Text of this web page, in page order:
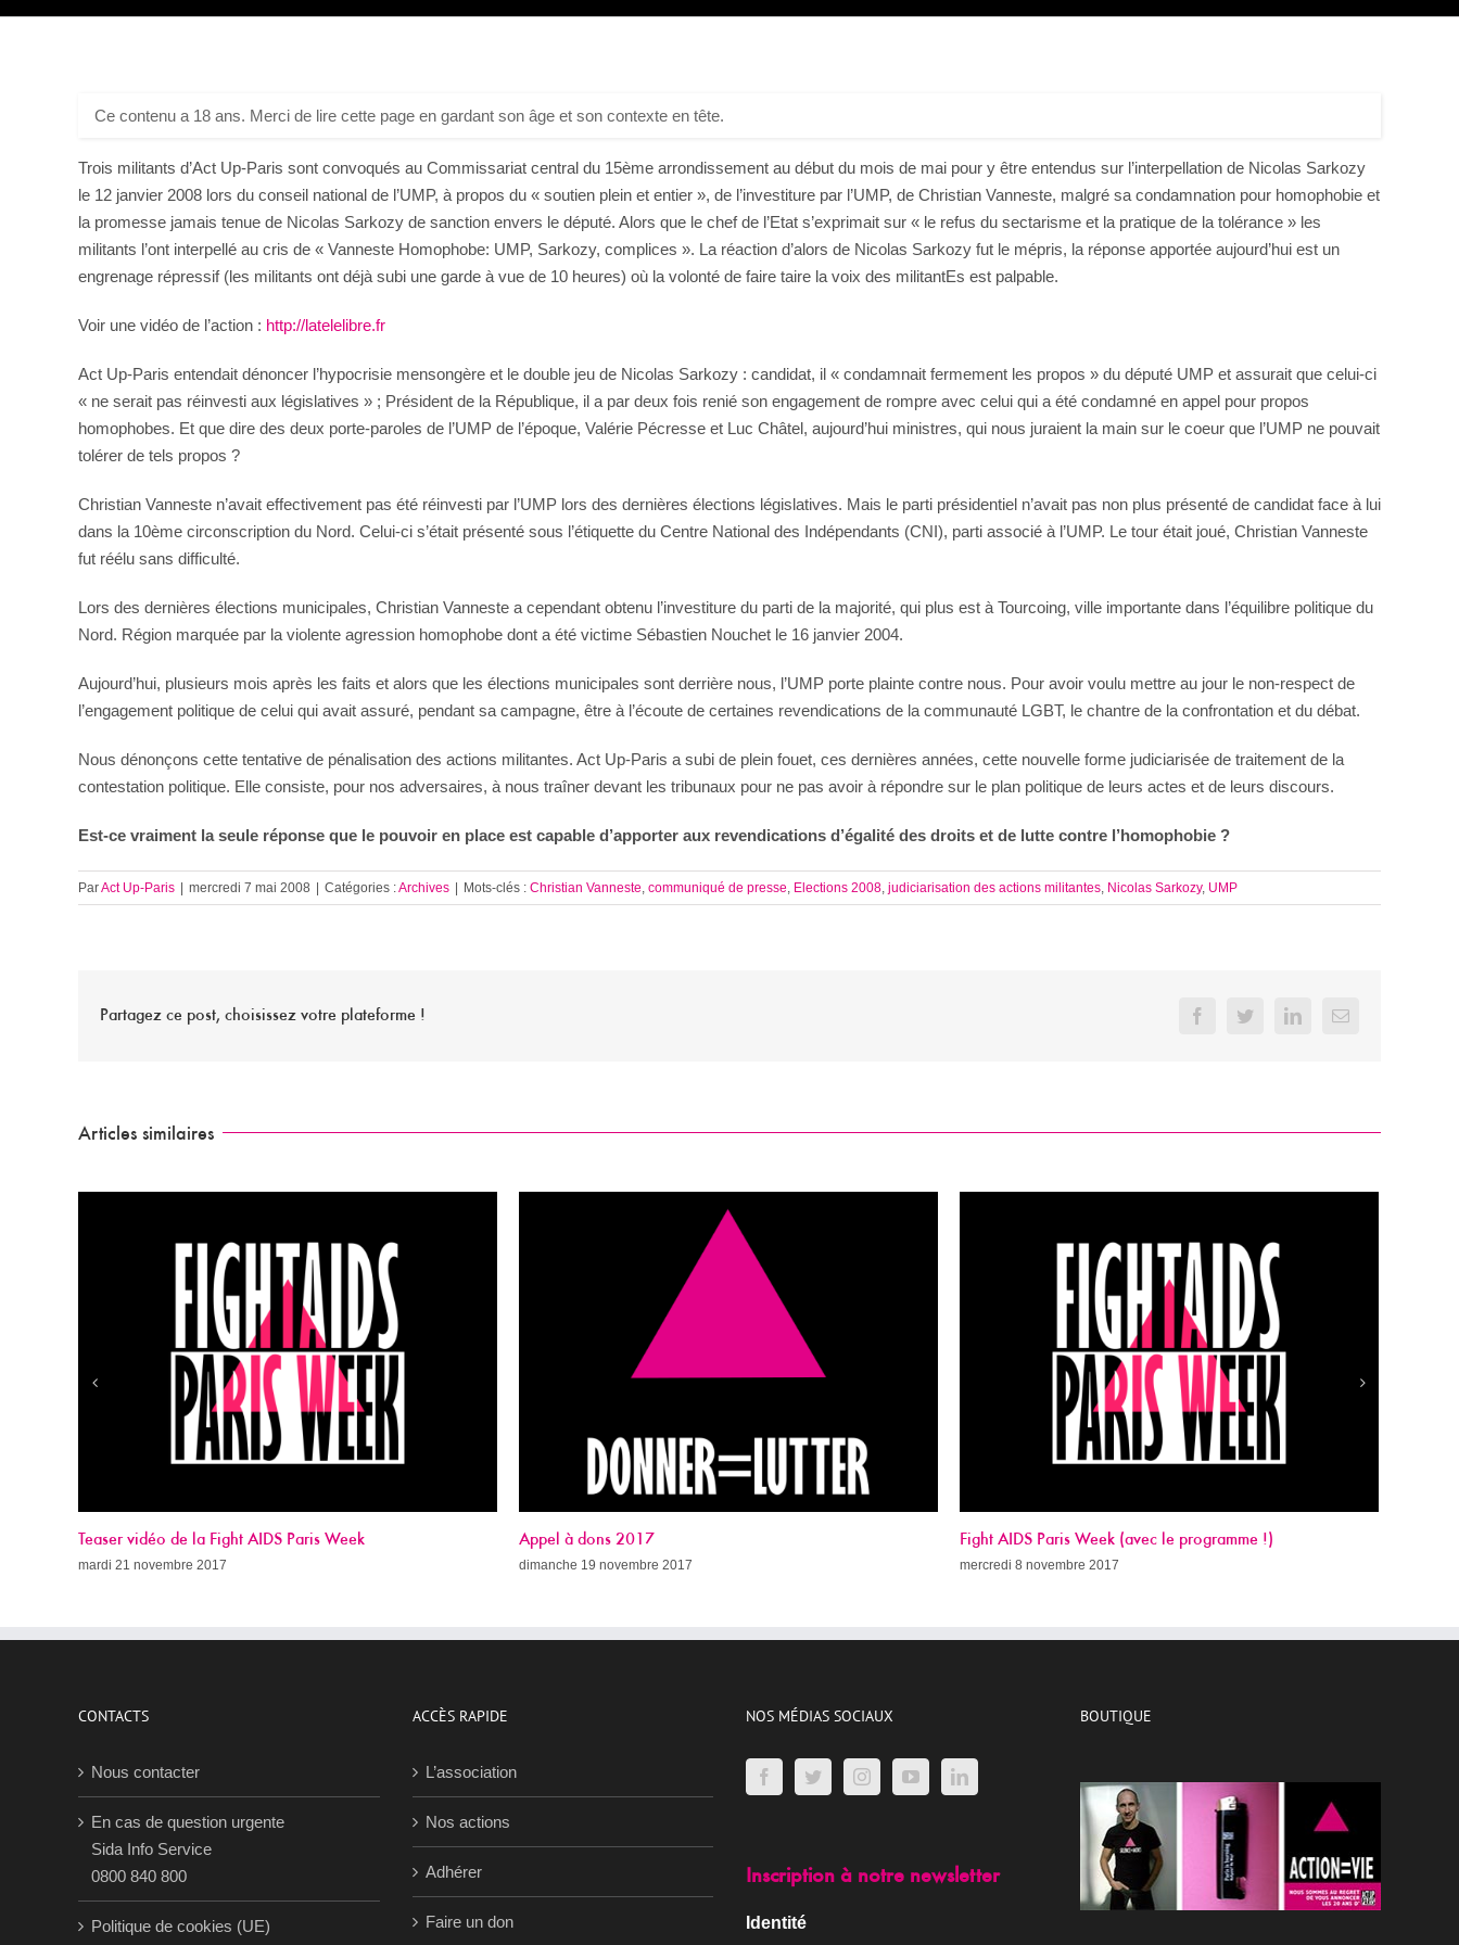
Ce contenu a 18 ans. Merci de lire cette page en gardant son âge et son contexte en tête.
Trois militants d’Act Up-Paris sont convoqués au Commissariat central du 15ème arrondissement au début du mois de mai pour y être entendus sur l’interpellation de Nicolas Sarkozy
le 12 janvier 2008 lors du conseil national de l’UMP, à propos du « soutien plein et entier », de l’investiture par l’UMP, de Christian Vanneste, malgré sa condamnation pour homophobie et
la promesse jamais tenue de Nicolas Sarkozy de sanction envers le député. Alors que le chef de l’Etat s’exprimait sur « le refus du sectarisme et la pratique de la tolérance » les
militants l’ont interpellé au cris de « Vanneste Homophobe: UMP, Sarkozy, complices ». La réaction d’alors de Nicolas Sarkozy fut le mépris, la réponse apportée aujourd’hui est un
engrenage répressif (les militants ont déjà subi une garde à vue de 10 heures) où la volonté de faire taire la voix des militantEs est palpable.
Voir une vidéo de l’action : http://latelelibre.fr
Act Up-Paris entendait dénoncer l’hypocrisie mensongère et le double jeu de Nicolas Sarkozy : candidat, il « condamnait fermement les propos » du député UMP et assurait que celui-ci
« ne serait pas réinvesti aux législatives » ; Président de la République, il a par deux fois renié son engagement de rompre avec celui qui a été condamné en appel pour propos
homophobes. Et que dire des deux porte-paroles de l’UMP de l’époque, Valérie Pécresse et Luc Châtel, aujourd’hui ministres, qui nous juraient la main sur le coeur que l’UMP ne pouvait
tolérer de tels propos ?
Christian Vanneste n’avait effectivement pas été réinvesti par l’UMP lors des dernières élections législatives. Mais le parti présidentiel n’avait pas non plus présenté de candidat face à lui
dans la 10ème circonscription du Nord. Celui-ci s’était présenté sous l’étiquette du Centre National des Indépendants (CNI), parti associé à l’UMP. Le tour était joué, Christian Vanneste
fut réélu sans difficulté.
Lors des dernières élections municipales, Christian Vanneste a cependant obtenu l’investiture du parti de la majorité, qui plus est à Tourcoing, ville importante dans l’équilibre politique du
Nord. Région marquée par la violente agression homophobe dont a été victime Sébastien Nouchet le 16 janvier 2004.
Aujourd’hui, plusieurs mois après les faits et alors que les élections municipales sont derrière nous, l’UMP porte plainte contre nous. Pour avoir voulu mettre au jour le non-respect de
l’engagement politique de celui qui avait assuré, pendant sa campagne, être à l’écoute de certaines revendications de la communauté LGBT, le chantre de la confrontation et du débat.
Nous dénonçons cette tentative de pénalisation des actions militantes. Act Up-Paris a subi de plein fouet, ces dernières années, cette nouvelle forme judiciarisée de traitement de la
contestation politique. Elle consiste, pour nos adversaires, à nous traîner devant les tribunaux pour ne pas avoir à répondre sur le plan politique de leurs actes et de leurs discours.
Est-ce vraiment la seule réponse que le pouvoir en place est capable d’apporter aux revendications d’égalité des droits et de lutte contre l’homophobie ?
ParAct Up-Paris | mercredi 7 mai 2008 | Catégories :Archives | Mots-clés : Christian Vanneste communiqué de presse Elections 2008 judiciarisation des actions militantes Nicolas Sarkozy, UMP
Partagez ce post, choisissez votre plateforme ! FacebookTwitterLinkedInEmail
Articles similaires
Appel à dons 2017
dimanche 19 novembre 2017
Fight AIDS Paris Week (avec le programme !)
mercredi 8 novembre 2017
Sida, c’est quand qu’on guérit ?
mercredi 8 novembre 2017
CONTACTS
Nous contacter
En cas de question urgente
Sida Info Service
0800 840 800
Politique de cookies (UE)
ACCÈS RAPIDE
L’association
Nos actions
Adhérer
Faire un don
NOS MÉDIAS SOCIAUX
Inscription à notre newsletter
Identité
BOUTIQUE